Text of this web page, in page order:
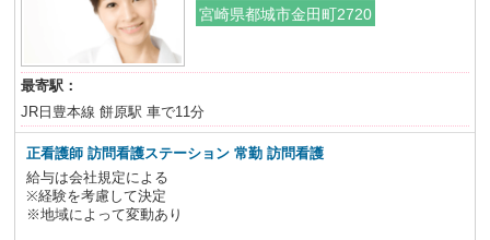
宮崎県都城市金田町2720
最寄駅：
JR日豊本線 餅原駅 車で11分
正看護師訪問看護ステーション 常勤 訪問看護
給与は会社規定による
※経験を考慮して決定
※地域によって変動あり